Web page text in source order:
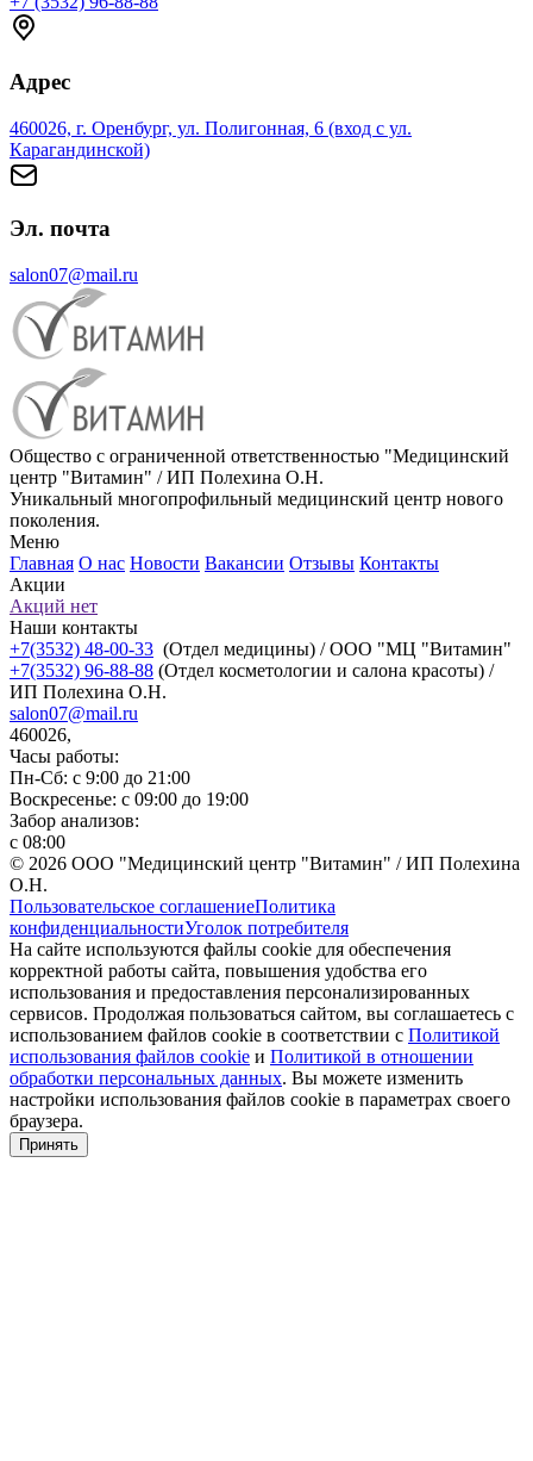
Адрес
460026, г. Оренбург, ул. Полигонная, 6 (вход с ул.
Карагандинской)
Эл. почта
salon07@mail.ru
Общество с ограниченной ответственностью "Медицинский
центр "Витамин" / ИП Полехина О.Н.
Уникальный многопрофильный медицинский центр нового
поколения.
Меню
Главная О нас Новости Вакансии Отзывы Контакты
Акции
Акций нет
Наши контакты
+7(3532) 48-00-33 (Отдел медицины) / ООО "МЦ "Витамин"
+7(3532) 96-88-88 (Отдел косметологии и салона красоты) /
ИП Полехина О.Н.
salon07@mail.ru
460026,
Часы работы:
Пн-Сб: с 9:00 до 21:00
Воскресенье: с 09:00 до 19:00
Забор анализов:
с 08:00
© 2026 ООО "Медицинский центр "Витамин" / ИП Полехина
О.Н.
Пользовательское соглашениеПолитика
конфиденциальностиУголок потребителя
На сайте используются файлы cookie для обеспечения
корректной работы сайта, повышения удобства его
использования и предоставления персонализированных
сервисов. Продолжая пользоваться сайтом, вы соглашаетесь с
использованием файлов cookie в соответствии с Политикой
использования файлов cookie и Политикой в отношении
обработки персональных данных. Вы можете изменить
настройки использования файлов cookie в параметрах своего
браузера.
Принять